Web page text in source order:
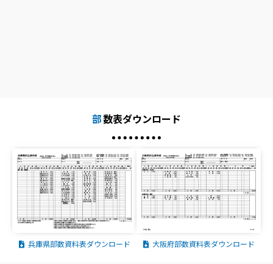
部数表ダウンロード
兵庫県部数資料表ダウンロード 大阪府部数資料表ダウンロード